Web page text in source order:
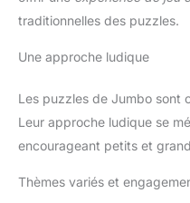
traditionnelles des puzzles.
Une approche ludique
Les puzzles de Jumbo sont
Leur approche ludique se
encourageant petits et
Thèmes variés et